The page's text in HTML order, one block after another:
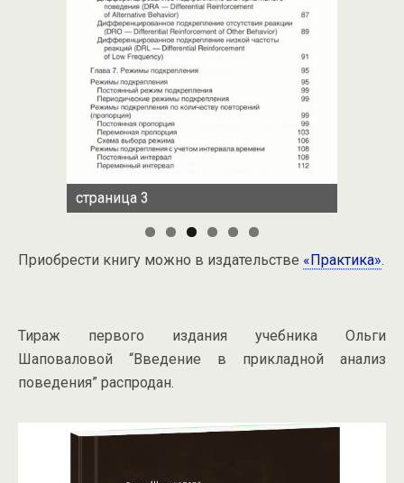
страница 3
Приобрести книгу можно в издательстве «Практика».
Тираж первого издания учебника Ольги
Шаповаловой “Введение в прикладной анализ
поведения” распродан.